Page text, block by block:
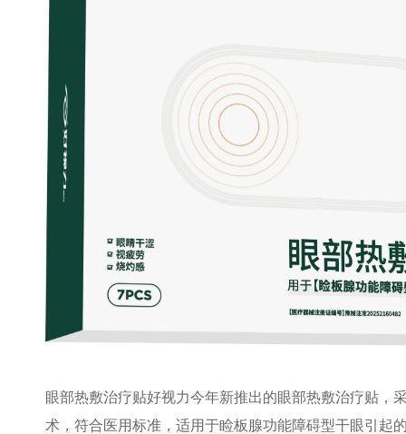
眼部热敷治疗贴好视力今年新推出的眼部热敷治疗贴，
术，符合医用标准，适用于睑板腺功能障碍型干眼引起